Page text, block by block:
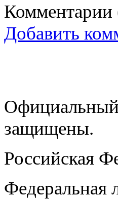
Комментарии
Добавить
защищены.
Российская
Федеральная